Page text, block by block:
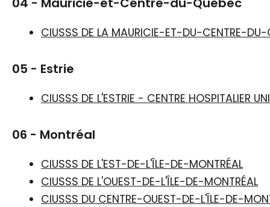
CIUSSS DE LA MAURICIE-ET-DU-CENTRE-DU-
05 - Estrie
CIUSSS DE L'ESTRIE - CENTRE HOSPITALIER
06 - Montréal
CIUSSS DE L'EST-DE-L'ÎLE-DE-MONTRÉAL
CIUSSS DE L'OUEST-DE-L'ÎLE-DE-MONTRÉAL
CIUSSS DU CENTRE-OUEST-DE-L'ÎLE-DE-